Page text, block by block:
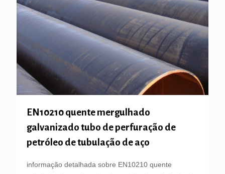
EN10210 quente mergulhado
galvanizado tubo de perfuração de
petróleo de tubulação de aço
informação detalhada sobre EN10210 quente